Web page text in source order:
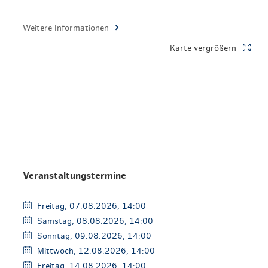
& Lifestyle
shoppen
essen & trinken
Weitere Informationen
Karte vergrößern
Veranstaltungstermine
Freitag, 07.08.2026, 14:00
Samstag, 08.08.2026, 14:00
Sonntag, 09.08.2026, 14:00
Mittwoch, 12.08.2026, 14:00
Freitag, 14.08.2026, 14:00